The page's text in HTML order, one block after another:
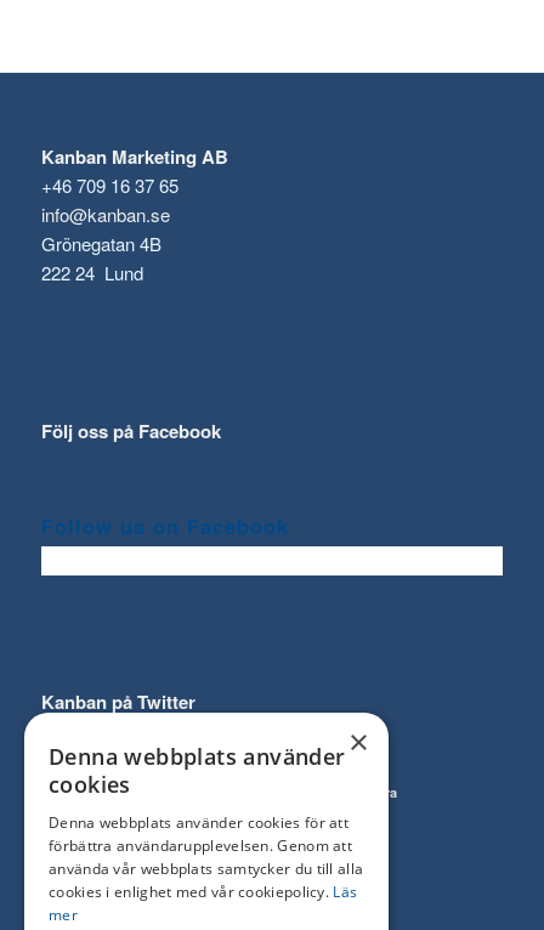
Kanban Marketing AB
+46 709 16 37 65
info@kanban.se
Grönegatan 4B
222 24 Lund
Följ oss på Facebook
Follow us on Facebook
Kanban på Twitter
Follow Prenumerera
×
Denna webbplats använder
cookies
Denna webbplats använder cookies för att
förbättra användarupplevelsen. Genom att
använda vår webbplats samtycker du till alla
cookies i enlighet med vår cookiepolicy. Läs
mer